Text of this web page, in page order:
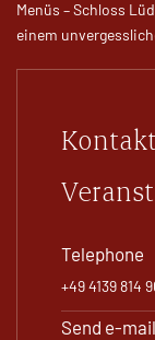
Menüs – Schloss
einem
Telephone
+49 4139 814
Send e-mail